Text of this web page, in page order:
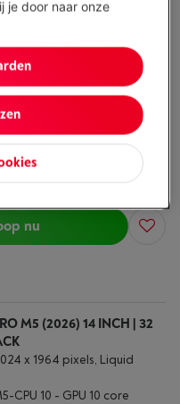
14 (2025) M5 | 10/10
SPACE BLACK
x 1964 pixels, Liquid
SSD
voorraad
nu
M5 (2026) 14 INCH | 32
x 1964 pixels, Liquid
CPU 10 - GPU 10 core
je door naar onze